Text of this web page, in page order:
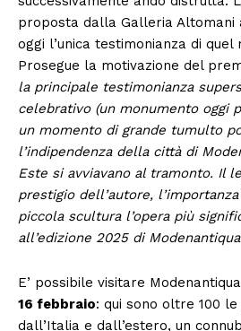
proposta dalla Galleria Altomani
oggi l’unica testimonianza di quel
Prosegue la motivazione del
la principale testimonianza
celebrativo (un monumento oggi
un momento di grande tumulto
l’indipendenza della città di
Este si avviavano al tramonto. Il
prestigio dell’autore,
piccola scultura l’opera più
all’edizione 2025 di
E’ possibile visitare
16 febbraio: qui sono oltre 100
dall’Italia e dall’estero, un